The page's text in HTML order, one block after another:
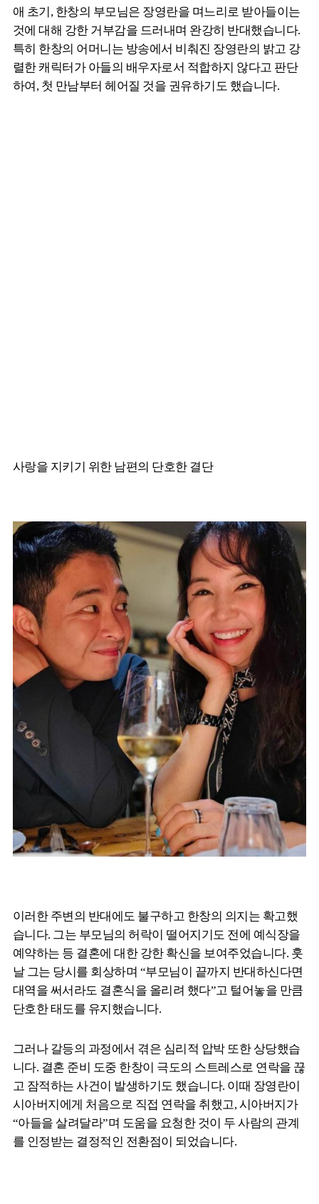
애 초기, 한창의 부모님은 장영란을 며느리로 받아들이는
것에 대해 강한 거부감을 드러내며 완강히 반대했습니다.
특히 한창의 어머니는 방송에서 비춰진 장영란의 밝고 강
렬한 캐릭터가 아들의 배우자로서 적합하지 않다고 판단
하여, 첫 만남부터 헤어질 것을 권유하기도 했습니다.
사랑을 지키기 위한 남편의 단호한 결단
이러한 주변의 반대에도 불구하고 한창의 의지는 확고했
습니다. 그는 부모님의 허락이 떨어지기도 전에 예식장을
예약하는 등 결혼에 대한 강한 확신을 보여주었습니다. 훗
날 그는 당시를 회상하며 “부모님이 끝까지 반대하신다면
대역을 써서라도 결혼식을 올리려 했다”고 털어놓을 만큼
단호한 태도를 유지했습니다.
그러나 갈등의 과정에서 겪은 심리적 압박 또한 상당했습
니다. 결혼 준비 도중 한창이 극도의 스트레스로 연락을 끊
고 잠적하는 사건이 발생하기도 했습니다. 이때 장영란이
시아버지에게 처음으로 직접 연락을 취했고, 시아버지가
“아들을 살려달라”며 도움을 요청한 것이 두 사람의 관계
를 인정받는 결정적인 전환점이 되었습니다.